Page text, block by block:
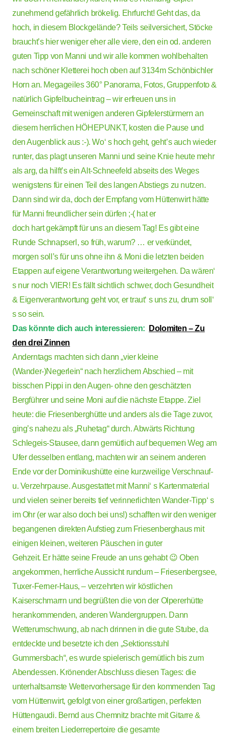
zunehmend gefährlich brökelig. Ehrfurcht! Geht das, da
hoch, in diesem Blockgelände? Teils seilversichert, Stöcke
braucht’s hier weniger eher alle viere, den ein od. anderen
guten Tipp von Manni und wir alle kommen wohlbehalten
nach schöner Kletterei hoch oben auf 3134m Schönbichler
Horn an. Megageiles 360° Panorama, Fotos, Gruppenfoto &
natürlich Gipfelbucheintrag – wir erfreuen uns in
Gemeinschaft mit wenigen anderen Gipfelerstürmern an
diesem herrlichen HÖHEPUNKT, kosten die Pause und
den Augenblick aus :-). Wo‘ s hoch geht, geht’s auch wieder
runter, das plagt unseren Manni und seine Knie heute mehr
als arg, da hilft’s ein Alt-Schneefeld abseits des Weges
wenigstens für einen Teil des langen Abstiegs zu nutzen.
Dann sind wir da, doch der Empfang vom Hüttenwirt hätte
für Manni freundlicher sein dürfen ;-( hat er
doch hart gekämpft für uns an diesem Tag! Es gibt eine
Runde Schnapserl, so früh, warum? … er verkündet,
morgen soll’s für uns ohne ihn & Moni die letzten beiden
Etappen auf eigene Verantwortung weitergehen. Da wären‘
s nur noch VIER! Es fällt sichtlich schwer, doch Gesundheit
& Eigenverantwortung geht vor, er traut‘ s uns zu, drum soll‘
s so sein.
Das könnte dich auch interessieren:
Dolomiten – Zu
den drei Zinnen
Anderntags machten sich dann „vier kleine
(Wander-)Negerlein“ nach herzlichem Abschied – mit
bisschen Pippi in den Augen- ohne den geschätzten
Bergführer und seine Moni auf die nächste Etappe. Ziel
heute: die Friesenberghütte und anders als die Tage zuvor,
ging’s nahezu als „Ruhetag“ durch. Abwärts Richtung
Schlegeis-Stausee, dann gemütlich auf bequemen Weg am
Ufer desselben entlang, machten wir an seinem anderen
Ende vor der Dominikushütte eine kurzweilige Verschnauf-
u. Verzehrpause. Ausgestattet mit Manni‘ s Kartenmaterial
und vielen seiner bereits tief verinnerlichten Wander-Tipp‘ s
im Ohr (er war also doch bei uns!) schafften wir den weniger
begangenen direkten Aufstieg zum Friesenberghaus mit
einigen kleinen, weiteren Päuschen in guter
Gehzeit. Er hätte seine Freude an uns gehabt 😉 Oben
angekommen, herrliche Aussicht rundum – Friesenbergsee,
Tuxer-Ferner-Haus, – verzehrten wir köstlichen
Kaiserschmarrn und begrüßten die von der Olpererhütte
herankommenden, anderen Wandergruppen. Dann
Wetterumschwung, ab nach drinnen in die gute Stube, da
entdeckte und besetzte ich den „Sektionsstuhl
Gummersbach“, es wurde spielerisch gemütlich bis zum
Abendessen. Krönender Abschluss diesen Tages: die
unterhaltsamste Wettervorhersage für den kommenden Tag
vom Hüttenwirt, gefolgt von einer großartigen, perfekten
Hüttengaudi. Bernd aus Chemnitz brachte mit Gitarre &
einem breiten Liederrepertoire die gesamte